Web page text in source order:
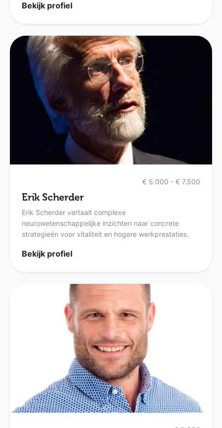
Bekijk profiel
€ 5.000 - € 7.500
Erik Scherder
Erik Scherder vertaalt complexe
neurowetenschappelijke inzichten naar concrete
strategieën voor vitaliteit en hogere werkprestaties.
Bekijk profiel